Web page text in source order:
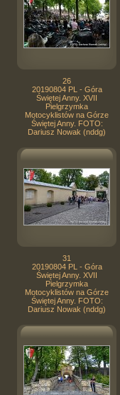
26
20190804 PL - Góra
Świętej Anny. XVII
Pielgrzymka
Motocyklistów na Górze
Świętej Anny. FOTO:
Dariusz Nowak (nddg)
31
20190804 PL - Góra
Świętej Anny. XVII
Pielgrzymka
Motocyklistów na Górze
Świętej Anny. FOTO:
Dariusz Nowak (nddg)